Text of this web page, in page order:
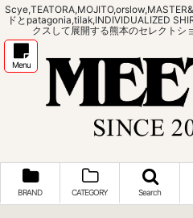
ドとpatagonia,tilak,INDIVIDUALIZED
クスして展開する熊本のセレクトシ
Menu
BRAND CATEGORY Search